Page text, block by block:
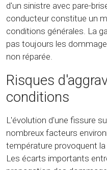
d'un sinistre avec pare-
conducteur constitue un
conditions générales. La
pas toujours les
non réparée.
Risques
conditions
L'évolution d'une fissure
nombreux facteurs
température provoquent
Les écarts importants